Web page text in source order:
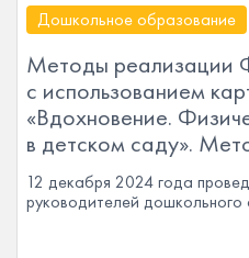
Дошкольное образование
Методы
с использованием
«Вдохновение.
в детском саду».
12 декабря 2024 года
руководителей дошкольного